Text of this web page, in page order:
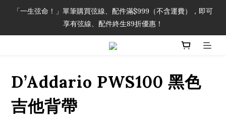
「一生弦命！」單筆購買弦線、配件滿$999（不含運費），即可
享有弦線、配件終生89折優惠！
「一生弦命！」單筆購買弦線、配件滿$999（不含運費），即可
享有弦線、配件終生89折優惠！
加入會員即領2000元購物金。 加入購物車查看更多折扣！
「一生弦命！」單筆購買弦線、配件滿$999（不含運費），即可
D’Addario PWS100 黑色
吉他背帶